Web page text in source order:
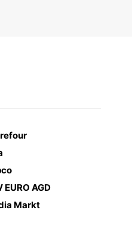
EURO AGD
Markt